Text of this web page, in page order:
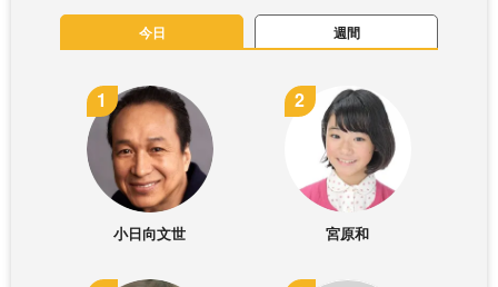
今日 週間
小日向文世 宮原和